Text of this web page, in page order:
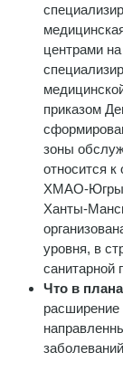
центрами
приказом
зоны
относится
ХМАО-Югры
Ханты-
уровня, в
санитарной
Что в
расширение